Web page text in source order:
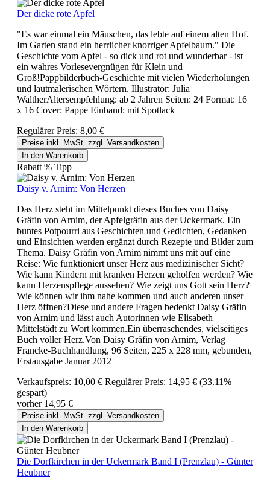
Der dicke rote Apfel
"Es war einmal ein Mäuschen, das lebte auf einem alten Hof.
Im Garten stand ein herrlicher knorriger Apfelbaum." Die
Geschichte vom Apfel - so dick und rot und wunderbar - ist
ein wahres Vorlesevergnügen für Klein und
Groß!Pappbilderbuch-Geschichte mit vielen Wiederholungen
und lautmalerischen Wörtern. Illustrator: Julia
WaltherAltersempfehlung: ab 2 Jahren Seiten: 24 Format: 16
x 16 Cover: Pappe Einband: mit Spotlack
Regulärer Preis: 8,00 €
Preise inkl. MwSt. zzgl. Versandkosten
In den Warenkorb
Rabatt % Tipp
Daisy v. Arnim: Von Herzen
Das Herz steht im Mittelpunkt dieses Buches von Daisy
Gräfin von Arnim, der Apfelgräfin aus der Uckermark. Ein
buntes Potpourri aus Geschichten und Gedichten, Gedanken
und Einsichten werden ergänzt durch Rezepte und Bilder zum
Thema. Daisy Gräfin von Arnim nimmt uns mit auf eine
Reise: Wie funktioniert unser Herz aus medizinischer Sicht?
Wie kann Kindern mit kranken Herzen geholfen werden? Wie
kann Herzenspflege aussehen? Wie zeigt uns Gott sein Herz?
Wie können wir ihm nahe kommen und auch anderen unser
Herz öffnen?Diese und andere Fragen bedenkt Daisy Gräfin
von Arnim und lässt auch Autorinnen wie Elisabeth
Mittelstädt zu Wort kommen.Ein überraschendes, vielseitiges
Buch voller Herz.Von Daisy Gräfin von Arnim, Verlag
Francke-Buchhandlung, 96 Seiten, 225 x 228 mm, gebunden,
Erstausgabe Januar 2012
Verkaufspreis: 10,00 € Regulärer Preis: 14,95 € (33.11%
gespart)
vorher 14,95 €
Preise inkl. MwSt. zzgl. Versandkosten
In den Warenkorb
Die Dorfkirchen in der Uckermark Band I (Prenzlau) - Günter
Heubner